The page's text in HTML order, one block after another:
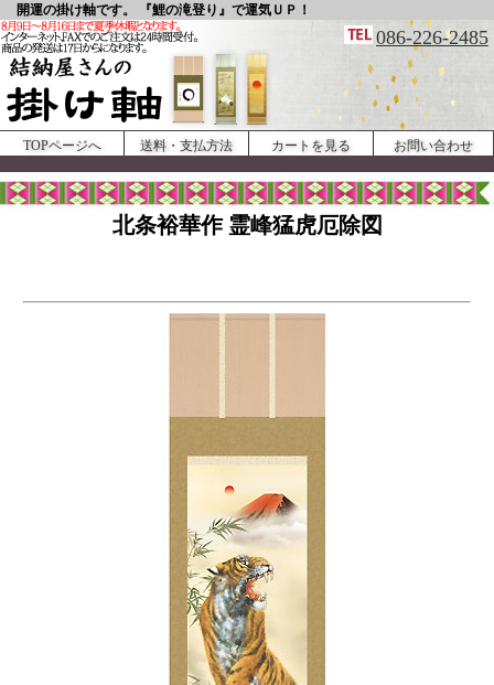
開運の掛け軸です。 『鯉の滝登り』で運気ＵＰ！
086-226-2485
TOPページへ 送料・支払方法 カートを見る お問い合わせ
北条裕華作 霊峰猛虎厄除図